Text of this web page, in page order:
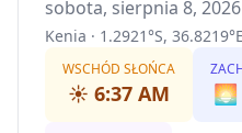
sobota, sierpnia 8, 2026
Kenia · 1.2921°S, 36.8219°E
WSCHÓD SŁOŃCA
☀️ 6:37 AM 🌅